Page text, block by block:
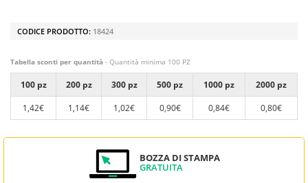
CODICE PRODOTTO: 18424
Tabella sconti per quantità - Quantità minima 100 PZ
100 pz 200 pz 300 pz 500 pz 1000 pz
2000 pz
1,42€
1,14€ 1,02€ 0,90€ 0,84€ 0,80€
BOZZA DI STAMPA
GRATUITA